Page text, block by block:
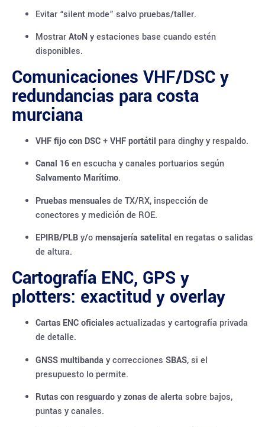
Evitar “silent mode” salvo pruebas/taller.
MostrarAtoNy estaciones base cuando estén
disponibles.
Comunicaciones VHF/DSC y
redundancias para costa
murciana
VHF fijo con DSC+VHF portátil para dinghy y respaldo.
Canal 16en escucha y canales portuarios según
Salvamento Marítimo.
Pruebas mensualesde TX/RX, inspección de
conectores y medición de ROE.
EPIRB/PLBy/omensajería satelital en regatas o salidas
de altura.
Cartografía ENC, GPS y
plotters: exactitud y overlay
Cartas ENC oficialesactualizadas y cartografía privada
de detalle.
GNSS multibanday correcciones SBAS, si el
presupuesto lo permite.
Rutas con resguardoyzonas de alertasobre bajos,
puntas y canales.